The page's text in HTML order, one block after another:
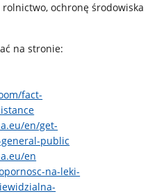
ochronę środowiska
na stronie:
fact-
en/get-
public
en
na-leki-